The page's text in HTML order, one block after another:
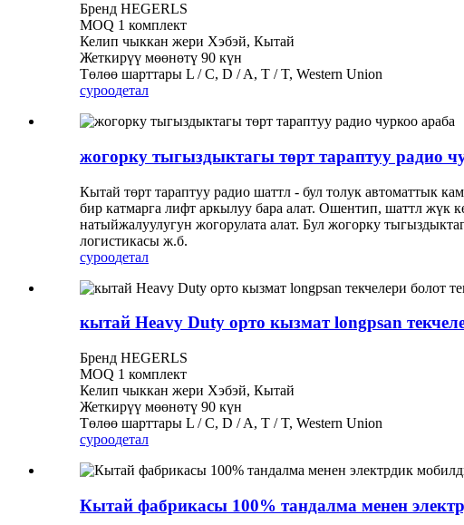
Бренд HEGERLS
MOQ 1 комплект
Келип чыккан жери Хэбэй, Кытай
Жеткирүү мөөнөтү 90 күн
Төлөө шарттары L / C, D / A, T / T, Western Union
суроодетал
жогорку тыгыздыктагы төрт тараптуу радио
Кытай төрт тараптуу радио шаттл - бул толук автоматтык
бир катмарга лифт аркылуу бара алат. Ошентип, шаттл жүк
натыйжалуулугун жогорулата алат. Бул жогорку
логистикасы ж.б.
суроодетал
кытай Heavy Duty орто кызмат longpsan
Бренд HEGERLS
MOQ 1 комплект
Келип чыккан жери Хэбэй, Кытай
Жеткирүү мөөнөтү 90 күн
Төлөө шарттары L / C, D / A, T / T, Western Union
суроодетал
Кытай фабрикасы 100% тандалма менен